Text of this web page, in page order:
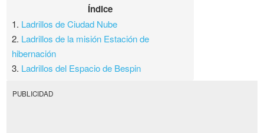
Índice
1. Ladrillos de Ciudad Nube
2. Ladrillos de la misión Estación de
hibernación
3. Ladrillos del Espacio de Bespin
PUBLICIDAD